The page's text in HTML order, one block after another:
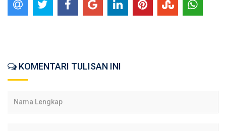
KOMENTARI TULISAN INI